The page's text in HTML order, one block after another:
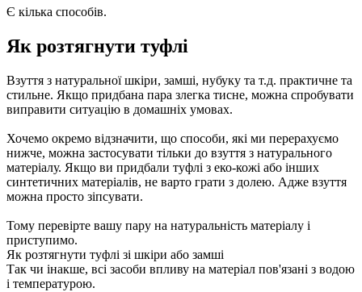
Є кілька способів.
Як розтягнути туфлі
Взуття з натуральної шкіри, замші, нубуку та т.д. практичне та
стильне. Якщо придбана пара злегка тисне, можна спробувати
виправити ситуацію в домашніх умовах.
Хочемо окремо відзначити, що способи, які ми перерахуємо
нижче, можна застосувати тільки до взуття з натурального
матеріалу. Якщо ви придбали туфлі з еко-кожі або інших
синтетичних матеріалів, не варто грати з долею. Адже взуття
можна просто зіпсувати.
Тому перевірте вашу пару на натуральність матеріалу і
приступимо.
Як розтягнути туфлі зі шкіри або замші
Так чи інакше, всі засоби впливу на матеріал пов'язані з водою
і температурою.